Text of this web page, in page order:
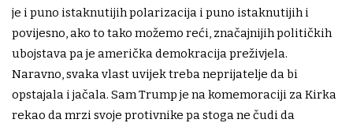
je i puno istaknutijih polarizacija i puno istaknutijih i
povijesno, ako to tako možemo reći, značajnijih političkih
ubojstava pa je američka demokracija preživjela.
Naravno, svaka vlast uvijek treba neprijatelje da bi
opstajala i jačala. Sam Trump je na komemoraciji za Kirka
rekao da mrzi svoje protivnike pa stoga ne čudi da